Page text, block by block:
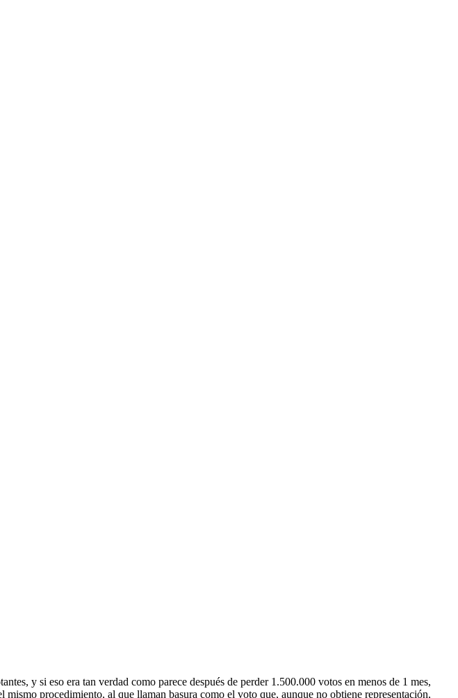
y si eso era tan verdad como parece después de perder 1.500.000 votos en menos de 1 mes,
procedimiento, al que llaman basura como el voto que, aunque no obtiene representación,